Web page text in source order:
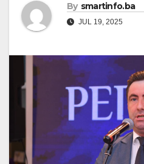
By smartinfo.ba
JUL 19, 2025